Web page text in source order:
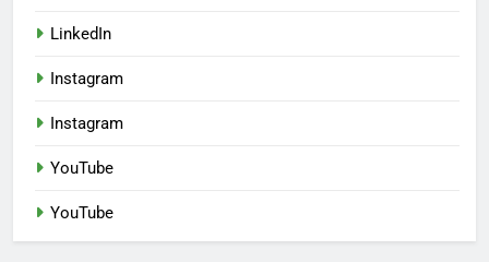
LinkedIn
Instagram
Instagram
YouTube
YouTube